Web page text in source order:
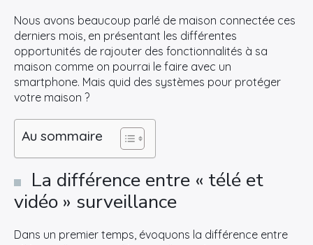
Nous avons beaucoup parlé de maison connectée ces
derniers mois, en présentant les différentes
opportunités de rajouter des fonctionnalités à sa
maison comme on pourrai le faire avec un
smartphone. Mais quid des systèmes pour protéger
votre maison ?
Au sommaire
La différence entre « télé et
vidéo » surveillance
Dans un premier temps, évoquons la différence entre